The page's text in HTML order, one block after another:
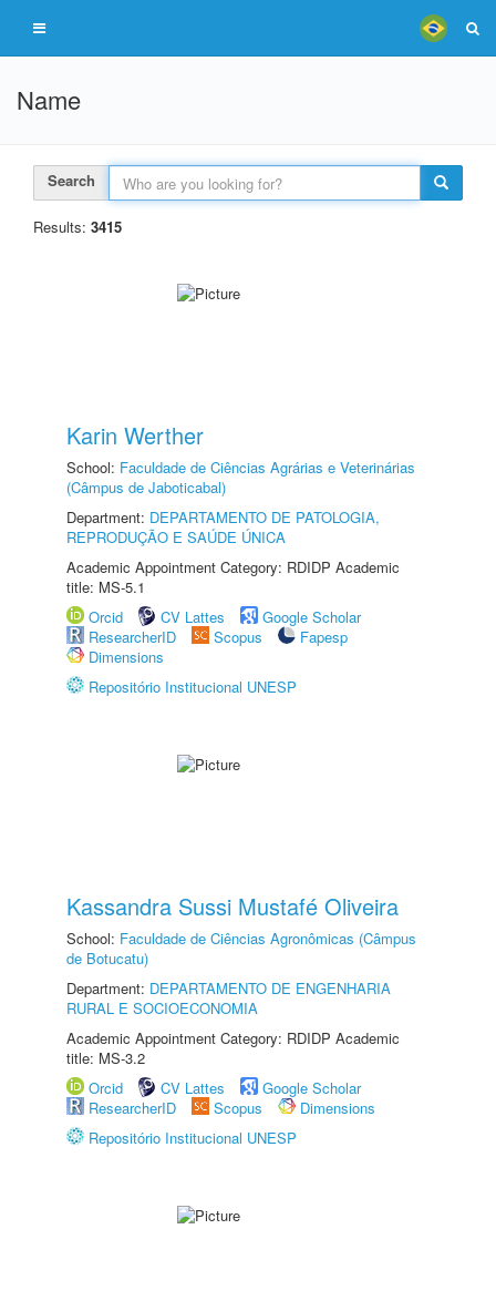
Name
Search
Results: 3415
Karin Werther
School: Faculdade de Ciências Agrárias e Veterinárias
(Câmpus de Jaboticabal)
Department: DEPARTAMENTO DE PATOLOGIA,
REPRODUÇÃO E SAÚDE ÚNICA
Academic Appointment Category: RDIDP Academic
title: MS-5.1
Orcid
CV Lattes
Google Scholar
ResearcherID
Scopus
Fapesp
Dimensions
Repositório Institucional UNESP
Kassandra Sussi Mustafé Oliveira
School: Faculdade de Ciências Agronômicas (Câmpus
de Botucatu)
Department: DEPARTAMENTO DE ENGENHARIA
RURAL E SOCIOECONOMIA
Academic Appointment Category: RDIDP Academic
title: MS-3.2
Orcid
CV Lattes
Google Scholar
ResearcherID
Scopus
Dimensions
Repositório Institucional UNESP